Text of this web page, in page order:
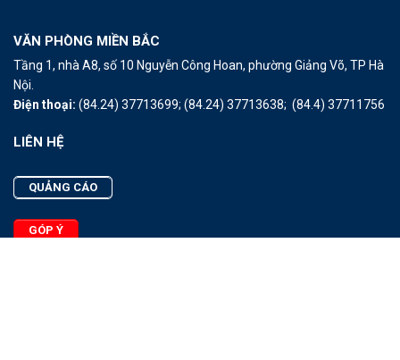
VĂN PHÒNG MIỀN BẮC
Tầng 1, nhà A8, số 10 Nguyễn Công Hoan, phường Giảng Võ, TP Hà
Nội.
Điện thoại: (84.24) 37713699; (84.24) 37713638; (84.4) 37711756
LIÊN HỆ
QUẢNG CÁO
GÓP Ý